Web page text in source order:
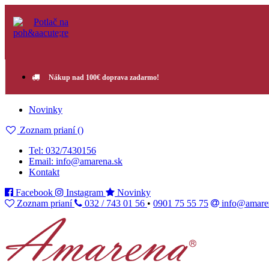
Nákup nad 100€ doprava zadarmo!
Novinky
Zoznam prianí ()
Tel: 032/7430156
Email: info@amarena.sk
Kontakt
Facebook
Instagram
Novinky
Zoznam prianí
032 / 743 01 56 • 0901 75 55 75